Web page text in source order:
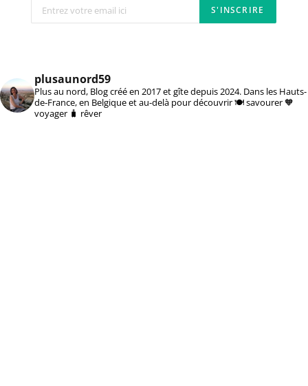
plusaunord59
Plus au nord, Blog créé en 2017 et gîte depuis 2024. Dans les Hauts-
de-France, en Belgique et au-delà pour découvrir 🍽️ savourer 🧡
voyager 🧳 rêver